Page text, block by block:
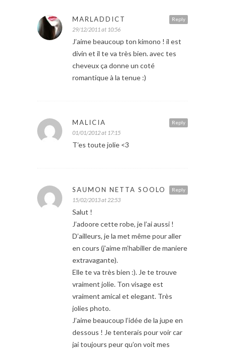
Reply
MARLADDICT
29/12/2011 at 10:56
J’aime beaucoup ton kimono ! il est
divin et il te va très bien. avec tes
cheveux ça donne un coté
romantique à la tenue :)
Reply
MALICIA
01/01/2012 at 17:15
T’es toute jolie <3
Reply
SAUMON NETTA SOOLO
15/02/2013 at 22:53
Salut !
J’adoore cette robe, je l’ai aussi !
D’ailleurs, je la met même pour aller
en cours (j’aime m’habiller de maniere
extravagante).
Elle te va très bien :). Je te trouve
vraiment jolie. Ton visage est
vraiment amical et elegant. Très
jolies photo.
J’aime beaucoup l’idée de la jupe en
dessous ! Je tenterais pour voir car
jai toujours peur qu’on voit mes